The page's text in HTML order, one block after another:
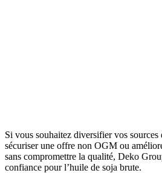
Si vous souhaitez diversifier vos sources
sécuriser une offre non OGM ou
sans compromettre la qualité, Deko
confiance pour l’huile de soja brute.